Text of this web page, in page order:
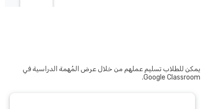
يمكن للطلاب تسليم عملهم من خلال عرض المُهمة الدراسية في
Google Classroom.